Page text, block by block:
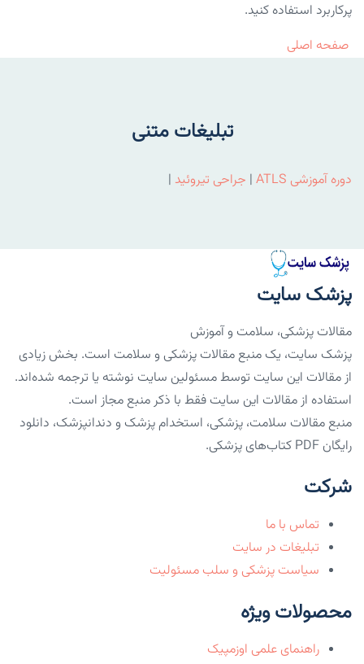
پرکاربرد استفاده کنید.
صفحه اصلی
تبلیغات متنی
دوره آموزشی ATLS | جراحی تیروئید |
پزشک سایت
مقالات پزشکی، سلامت و آموزش
پزشک سایت، یک منبع مقالات پزشکی و سلامت است. بخش زیادی
از مقالات این سایت توسط مسئولین سایت نوشته یا ترجمه شده‌اند.
استفاده از مقالات این سایت فقط با ذکر منبع مجاز است.
منبع مقالات سلامت، پزشکی، استخدام پزشک و دندانپزشک، دانلود
رایگان PDF کتاب‌های پزشکی.
شرکت
تماس با ما
تبلیغات در سایت
سیاست پزشکی و سلب مسئولیت
محصولات ویژه
راهنمای علمی اوزمپیک